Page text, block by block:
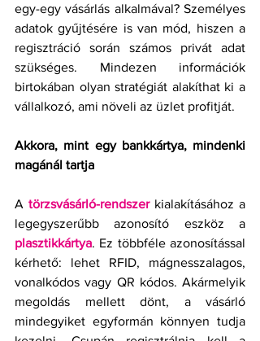
egy-egy vásárlás alkalmával? Személyes
adatok gyűjtésére is van mód, hiszen a
regisztráció során számos privát adat
szükséges. Mindezen információk
birtokában olyan stratégiát alakíthat ki a
vállalkozó, ami növeli az üzlet profitját.
Akkora, mint egy bankkártya, mindenki
magánál tartja
A törzsvásárló-rendszer kialakításához a
plasztikkártya. Ez többféle azonosítással
kérhető: lehet RFID, mágnesszalagos,
vonalkódos vagy QR kódos. Akármelyik
megoldás mellett dönt, a vásárló
mindegyiket egyformán könnyen tudja